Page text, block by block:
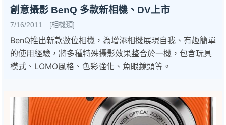
創意攝影 BenQ 多款新相機、DV上市
7/16/2011 [相機類]
BenQ推出新款數位相機，為增添相機展現自我、有趣簡單
的使用經驗，將多種特殊攝影效果整合於一機，包含玩具
模式、LOMO風格、色彩強化、魚眼鏡頭等。